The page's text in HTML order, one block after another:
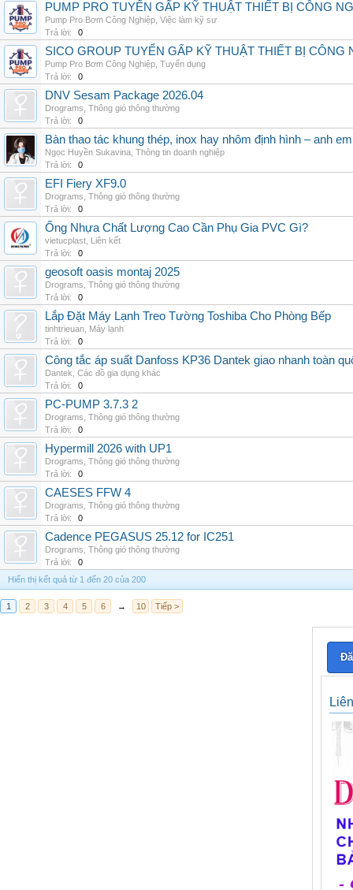
PUMP PRO TUYỂN GẤP KỸ THUẬT THIẾT BỊ CÔNG
Pump Pro Bơm Công Nghiệp Việc làm kỹ sư
Trả lời:
0
SICO GROUP TUYỂN GẤP KỸ THUẬT THIẾT BỊ CÔNG
Pump Pro Bơm Công Nghiệp Tuyển dụng
Trả lời:
0
DNV Sesam Package 2026.04
Drograms Thông gió thông thường
Trả lời:
0
Bàn thao tác khung thép, inox hay nhôm định hình – anh
Ngọc Huyền Sukavina Thông tin doanh nghiệp
Trả lời:
0
EFI Fiery XF9.0
Drograms Thông gió thông thường
Trả lời:
0
Ống Nhựa Chất Lượng Cao Cần Phụ Gia PVC Gì?
vietucplast Liên kết
Trả lời:
0
geosoft oasis montaj 2025
Drograms Thông gió thông thường
Trả lời:
0
Lắp Đặt Máy Lạnh Treo Tường Toshiba Cho Phòng Bếp
tinhtrieuan Máy lạnh
Trả lời:
0
Công tắc áp suất Danfoss KP36 Dantek giao nhanh toàn
Dantek Các đồ gia dụng khác
Trả lời:
0
PC-PUMP 3.7.3 2
Drograms Thông gió thông thường
Trả lời:
0
Hypermill 2026 with UP1
Drograms Thông gió thông thường
Trả lời:
0
CAESES FFW 4
Drograms Thông gió thông thường
Trả lời:
0
Cadence PEGASUS 25.12 for IC251
Drograms Thông gió thông thường
Trả lời:
0
Hiển thị kết quả từ 1 đến 20 của 200
1 2 3 4 5 6 → 10 Tiếp >